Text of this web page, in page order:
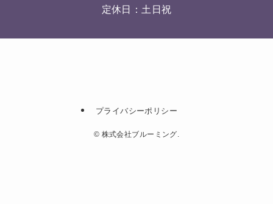
定休日：土日祝
プライバシーポリシー
© 株式会社ブルーミング.